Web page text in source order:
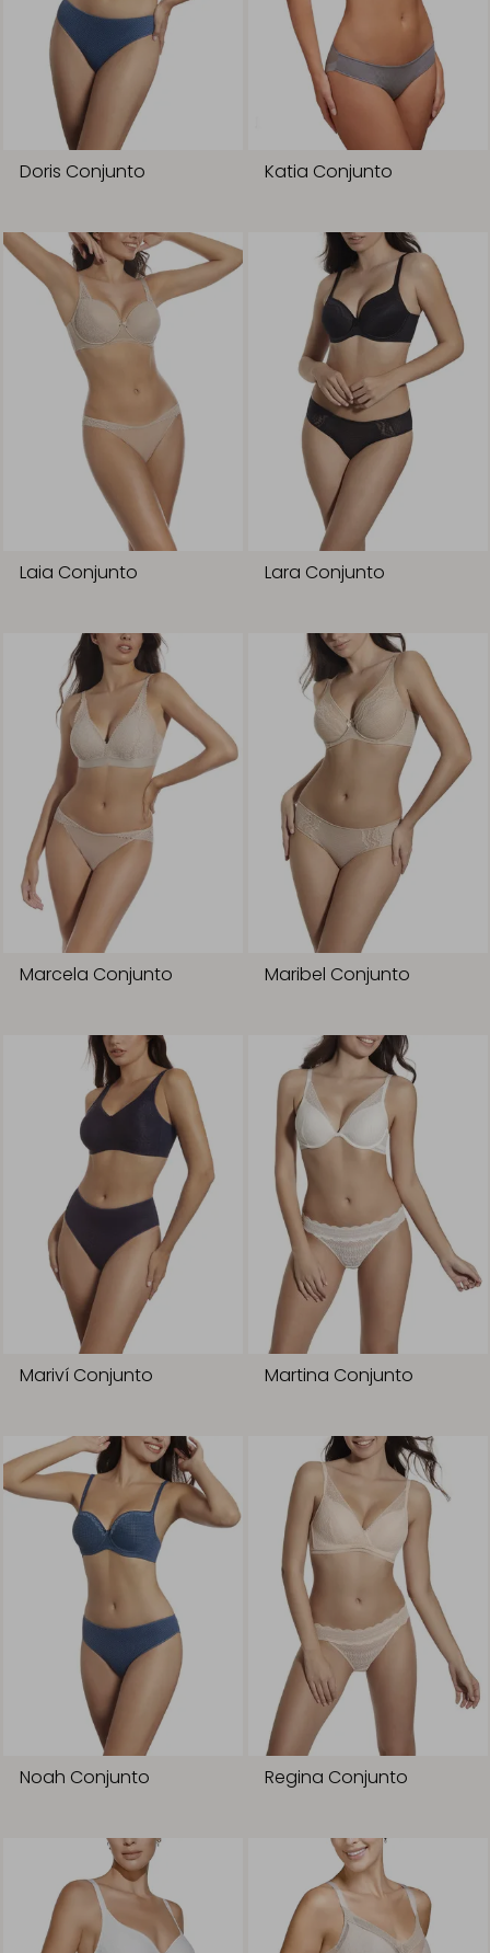
Doris Conjunto Katia Conjunto
Laia Conjunto Lara Conjunto
Marcela Conjunto Maribel Conjunto
Mariví Conjunto Martina Conjunto
Noah Conjunto Regina Conjunto